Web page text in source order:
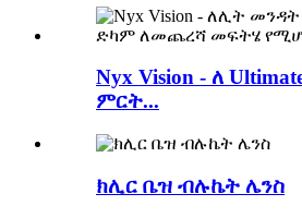
Nyx Vision - ለ
ምርት...
ክሊር ቤዝ ብሉኬት ሌንስ